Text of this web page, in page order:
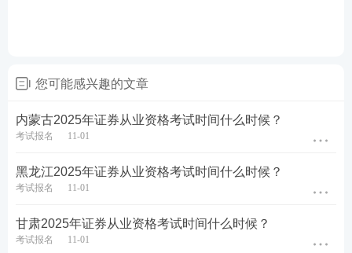
广西2025年证券考试报名条件是什么？
类别 证券从业 证券专项
岁;
2.取得国务院教育行政
您可能感兴趣的文章
内蒙古2025年证券从业资格考试时间什么时候？
考试报名 11-01
黑龙江2025年证券从业资格考试时间什么时候？
考试报名 11-01
甘肃2025年证券从业资格考试时间什么时候？
考试报名 11-01